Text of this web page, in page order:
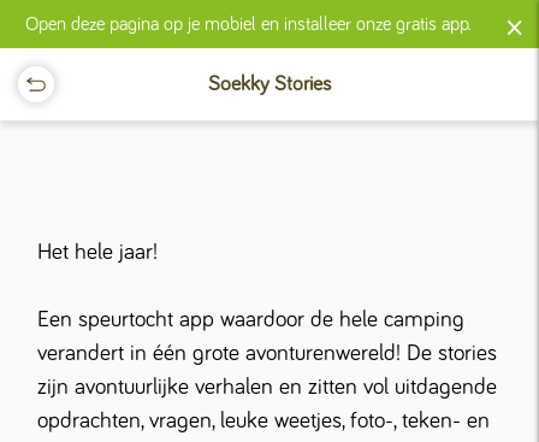
Open deze pagina op je mobiel en installeer onze gratis app. ×
Soekky Stories
Het hele jaar!
Een speurtocht app waardoor de hele camping
verandert in één grote avonturenwereld! De stories
zijn avontuurlijke verhalen en zitten vol uitdagende
opdrachten, vragen, leuke weetjes, foto-, teken- en